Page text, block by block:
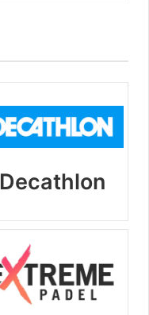
Decathlon